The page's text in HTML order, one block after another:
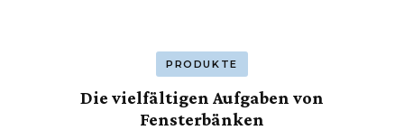
PRODUKTE
Die vielfältigen Aufgaben von
Fensterbänken